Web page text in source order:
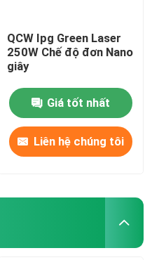
QCW Ipg Green Laser
250W Chế độ đơn Nano
giây
Giá tốt nhất
Liên hệ chúng tôi